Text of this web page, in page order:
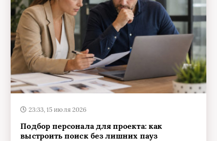
23:33, 15 июля 2026
Подбор персонала для проекта: как
выстроить поиск без лишних пауз